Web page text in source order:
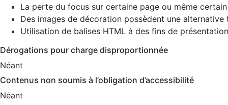
La perte du focus sur certaine page ou même
Des images de décoration possèdent une alternative
Utilisation de balises HTML à des fins de
Dérogations pour charge disproportionnée
Néant
Contenus non soumis à l’obligation d’accessibilité
Néant